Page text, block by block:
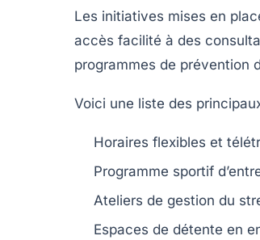
Les initiatives mises en
accès facilité à des
programmes de prévention
Voici une liste des
Horaires flexibles et
Programme sportif
Ateliers de gestion du
Espaces de détente en